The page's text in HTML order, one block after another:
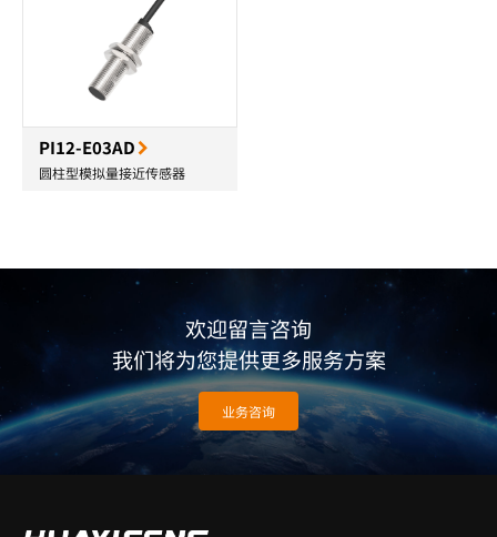
PI12-E03AD
圆柱型模拟量接近传感器
欢迎留言咨询
我们将为您提供更多服务方案
业务咨询